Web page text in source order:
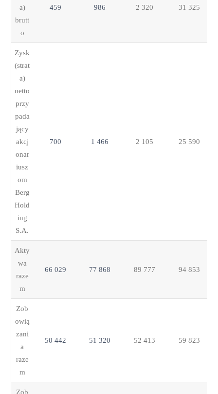
a)
brutt
o
459 986 2 320 31 325
Zysk
(strat
a)
netto
przy
pada
jący
akcj
onar
iusz
om
Berg
Hold
ing
S.A.
700 1 466 2 105 25 590
Akty
wa
raze
m
66 029 77 868 89 777 94 853
Zob
owią
zani
a
raze
m
50 442 51 320 52 413 59 823
Zob